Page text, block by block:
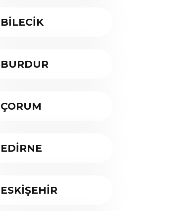
BİLECİK
BURDUR
ÇORUM
EDİRNE
ESKİŞEHİR